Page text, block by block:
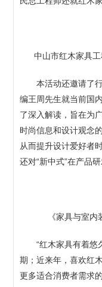
中山市红木家具
本活动还邀请了行
编王周先生就当前国
了深入解读，旨在为
时尚信息和设计观念
从而提升设计爱好者
还对“新中式”在产品
《家具与室
“红木家具有着悠
期；近来年，喜欢红
更多适合消费者需求